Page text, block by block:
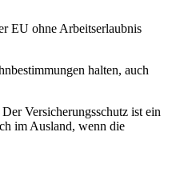
EU ohne Arbeitserlaubnis
halten, auch
Versicherungsschutz ist ein
im Ausland, wenn die